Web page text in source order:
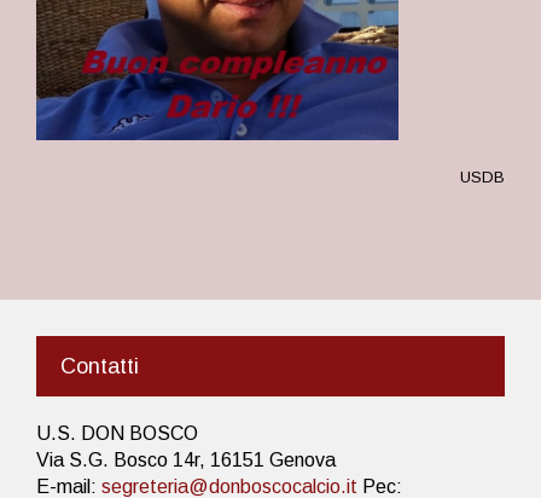
USDB
Contatti
U.S. DON BOSCO
Via S.G. Bosco 14r, 16151 Genova
E-mail: segreteria@donboscocalcio.it Pec: